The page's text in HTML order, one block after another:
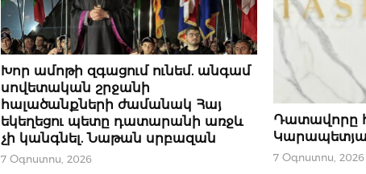
ՆՈՐՈՒԹՅՈՒՆՆԵՐ
Խոր ամոթի զգացում ունեմ. անգամ
սովետական շրջանի
հալածանքների ժամանակ Հայ
եկեղեցու պետը դատարանի առջև
չի կանգնել. Նաթան սրբազան
7 Օգոստոս, 2026
ՆՈՐՈՒԹՅՈՒՆՆԵՐ
Դատավորը
7 Օգոստոս, 2026